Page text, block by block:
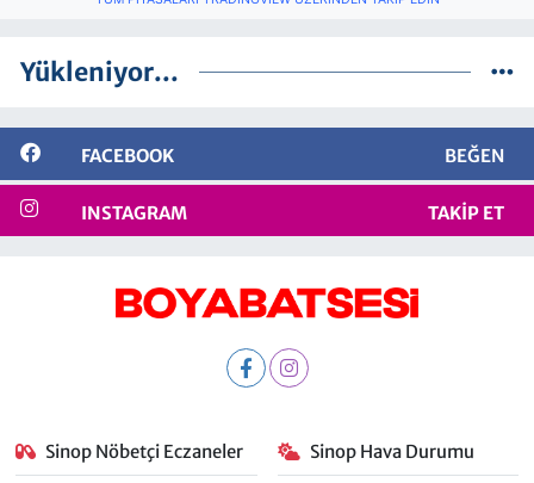
Yükleniyor...
FACEBOOK BEĞEN
INSTAGRAM TAKIP ET
Sinop Nöbetçi Eczaneler Sinop Hava Durumu